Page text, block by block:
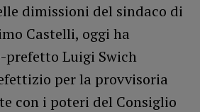
dimissioni del sindaco di
Castelli, oggi ha
Luigi Swich
per la provvisoria
con i poteri del Consiglio